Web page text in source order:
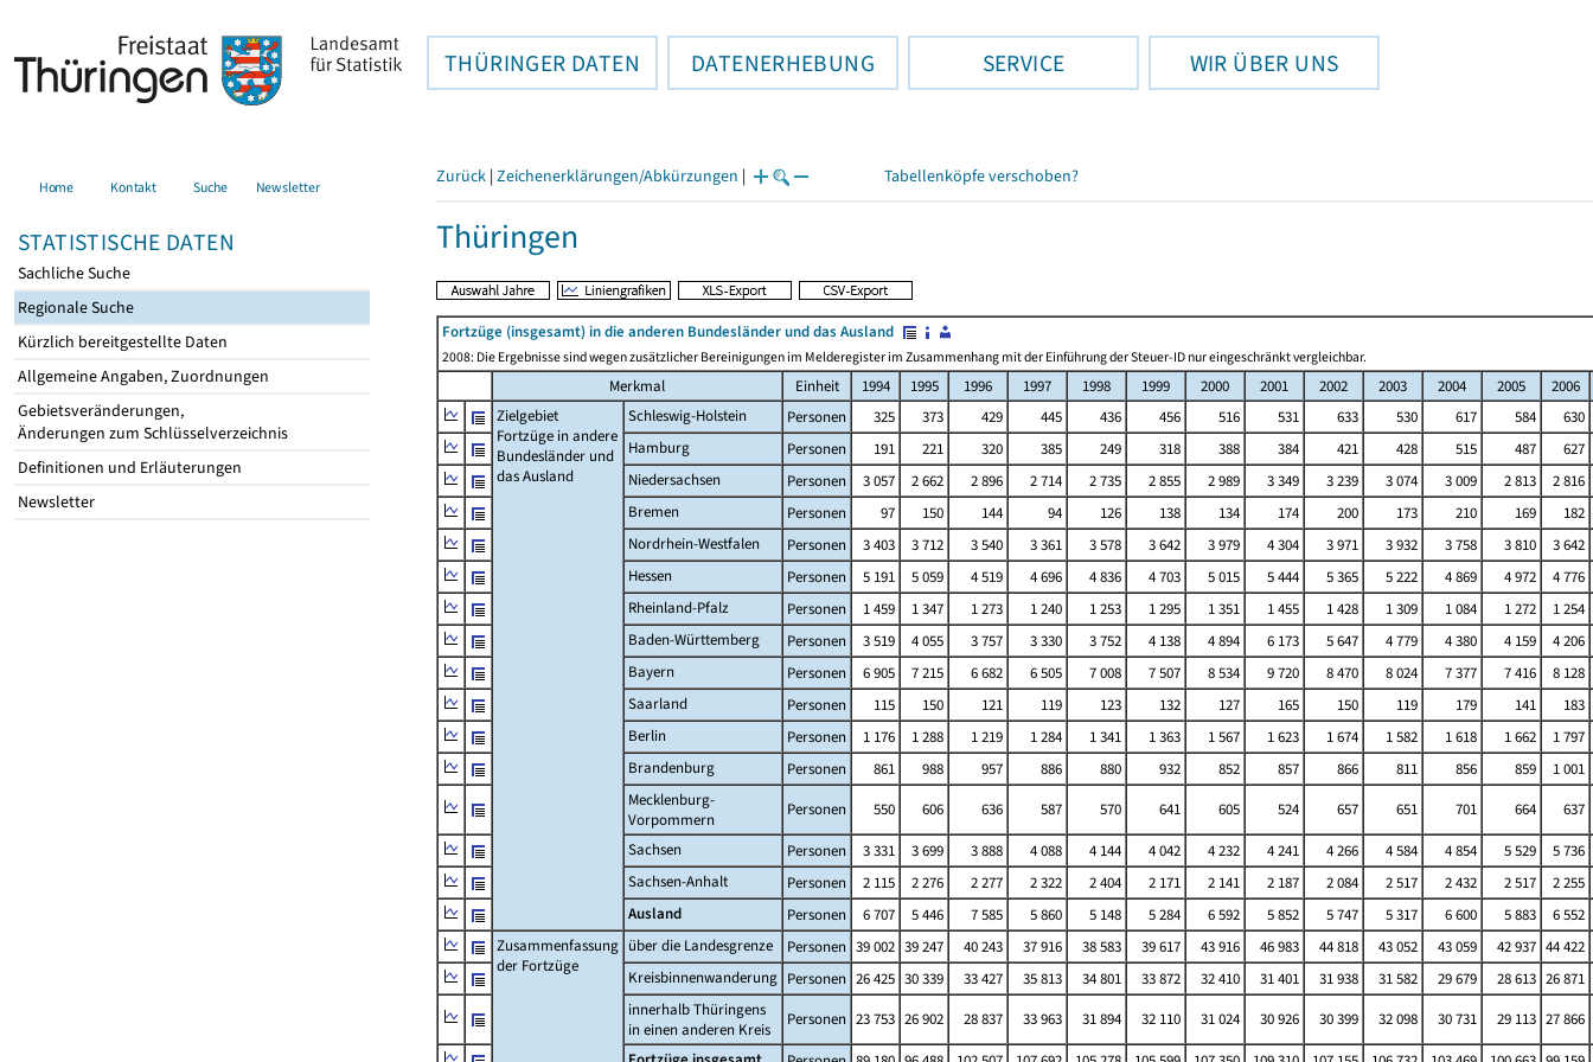
THÜRINGER DATEN DATENERHEBUNG SERVICE WIR ÜBER UNS
Home Kontakt Suche Newsletter
STATISTISCHE DATEN
Sachliche Suche
Regionale Suche
Kürzlich bereitgestellte Daten
Allgemeine Angaben, Zuordnungen
Gebietsveränderungen,
Änderungen zum Schlüsselverzeichnis
Definitionen und Erläuterungen
Newsletter
Zurück | Zeichenerklärungen/Abkürzungen | Tabellenköpfe verschoben?
Thüringen
Fortzüge (insgesamt) in die anderen Bundesländer und das Ausland
2008: Die Ergebnisse sind wegen zusätzlicher Bereinigungen im Melderegister im Zusammenhang mit der Einführung der Steuer-ID nur eingeschränkt vergleichbar.
Merkmal Einheit 1994 1995 1996 1997 1998 1999 2000 2001 2002 2003 2004 2005
2006
Zielgebiet
Fortzüge in andere
Bundesländer und
das Ausland
Schleswig-Holstein Personen 325 373 429 445 436 456 516 531 633 530 617 584
630
Hamburg
Personen 191 221 320 385 249 318 388 384 421 428 515 487
627
Niedersachsen
Personen 3 057 2 662 2 896 2 714 2 735 2 855 2 989 3 349 3 239 3 074 3 009 2 813
2 816
Bremen
Personen 97 150 144 94 126 138 134 174 200 173 210 169
182
Nordrhein-Westfalen
Personen 3 403 3 712 3 540 3 361 3 578 3 642 3 979 4 304 3 971 3 932 3 758 3 810
3 642
Hessen
Personen 5 191 5 059 4 519 4 696 4 836 4 703 5 015 5 444 5 365 5 222 4 869 4 972
4 776
Rheinland-Pfalz
Personen 1 459 1 347 1 273 1 240 1 253 1 295 1 351 1 455 1 428 1 309 1 084 1 272
1 254
Baden-Württemberg
Personen 3 519 4 055 3 757 3 330 3 752 4 138 4 894 6 173 5 647 4 779 4 380 4 159
4 206
Bayern
Personen 6 905 7 215 6 682 6 505 7 008 7 507 8 534 9 720 8 470 8 024 7 377 7 416
8 128
Saarland
Personen 115 150 121 119 123 132 127 165 150 119 179 141
183
Berlin
Personen 1 176 1 288 1 219 1 284 1 341 1 363 1 567 1 623 1 674 1 582 1 618 1 662
1 797
Brandenburg
Personen 861 988 957 886 880 932 852 857 866 811 856 859
1 001
Mecklenburg-
Vorpommern
Personen 550 606 636 587 570 641 605 524 657 651 701 664
637
Sachsen
Personen 3 331 3 699 3 888 4 088 4 144 4 042 4 232 4 241 4 266 4 584 4 854 5 529
5 736
Sachsen-Anhalt
Personen 2 115 2 276 2 277 2 322 2 404 2 171 2 141 2 187 2 084 2 517 2 432 2 517
2 255
Ausland
Personen 6 707 5 446 7 585 5 860 5 148 5 284 6 592 5 852 5 747 5 317 6 600 5 883
6 552
Zusammenfassung
der Fortzüge
über die Landesgrenze Personen 39 002 39 247 40 243 37 916 38 583 39 617 43 916 46 983 44 818 43 052 43 059 42 937 44 422
Kreisbinnenwanderung Personen 26 425 30 339 33 427 35 813 34 801 33 872 32 410 31 401 31 938 31 582 29 679 28 613 26 871
innerhalb Thüringens
in einen anderen Kreis
Personen 23 753 26 902 28 837 33 963 31 894 32 110 31 024 30 926 30 399 32 098 30 731 29 113 27 866